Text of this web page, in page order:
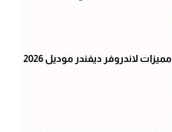
مميزات لاندروفر ديفندر موديل 2026